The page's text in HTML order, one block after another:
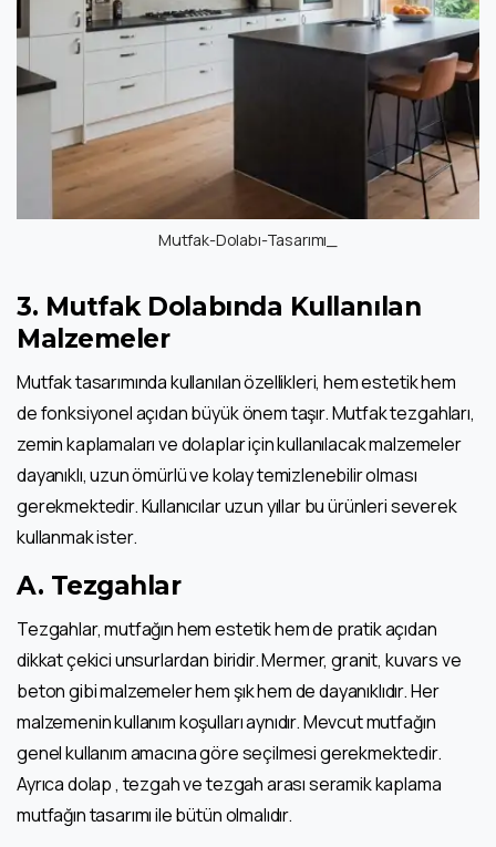
Mutfak-Dolabı-Tasarımı_
3. Mutfak Dolabında Kullanılan
Malzemeler
Mutfak tasarımında kullanılan özellikleri, hem estetik hem
de fonksiyonel açıdan büyük önem taşır. Mutfak tezgahları,
zemin kaplamaları ve dolaplar için kullanılacak malzemeler
dayanıklı, uzun ömürlü ve kolay temizlenebilir olması
gerekmektedir. Kullanıcılar uzun yıllar bu ürünleri severek
kullanmak ister.
A. Tezgahlar
Tezgahlar, mutfağın hem estetik hem de pratik açıdan
dikkat çekici unsurlardan biridir. Mermer, granit, kuvars ve
beton gibi malzemeler hem şık hem de dayanıklıdır. Her
malzemenin kullanım koşulları aynıdır. Mevcut mutfağın
genel kullanım amacına göre seçilmesi gerekmektedir.
Ayrıca dolap , tezgah ve tezgah arası seramik kaplama
mutfağın tasarımı ile bütün olmalıdır.